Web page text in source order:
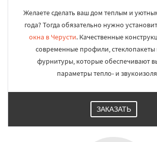
Желаете сделать ваш дом теплым и
года? Тогда обязательно нужно
окна в Черусти. Качественные
современные профили, стеклопакеты
фурнитуры, которые обеспечивают
параметры тепло- и
ЗАКАЗАТЬ